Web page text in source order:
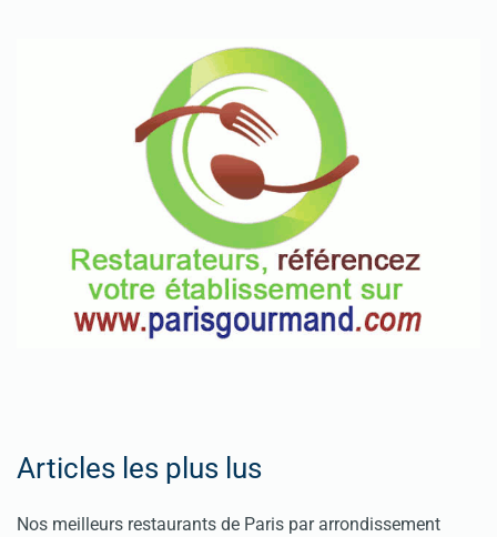
Articles les plus lus
Nos meilleurs restaurants de Paris par arrondissement